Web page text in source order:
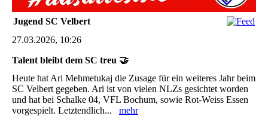
Jugend SC Velbert
27.03.2026, 10:26
Talent bleibt dem SC treu 🤝
Heute hat Ari Mehmetukaj die Zusage für ein weiteres Jahr beim
SC Velbert gegeben. Ari ist von vielen NLZs gesichtet worden
und hat bei Schalke 04, VFL Bochum, sowie Rot-Weiss Essen
vorgespielt. Letztendlich... mehr